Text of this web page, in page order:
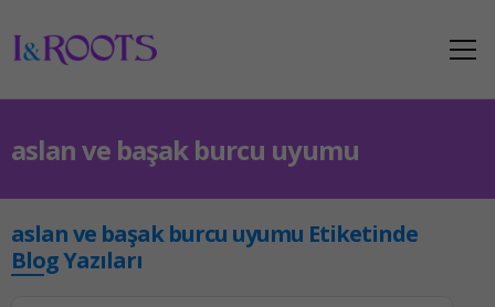
aslan ve başak burcu uyumu
aslan ve başak burcu uyumu Etiketinde
Blog Yazıları